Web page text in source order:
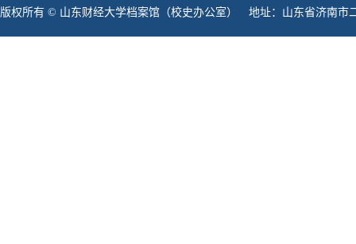
版权所有 © 山东财经大学档案馆（校史办公室） 地址：山东省济南市